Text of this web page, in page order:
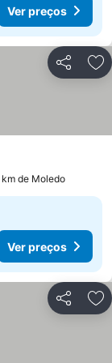
Ver preços
Partilhar
de Moledo
Ver preços
Partilhar